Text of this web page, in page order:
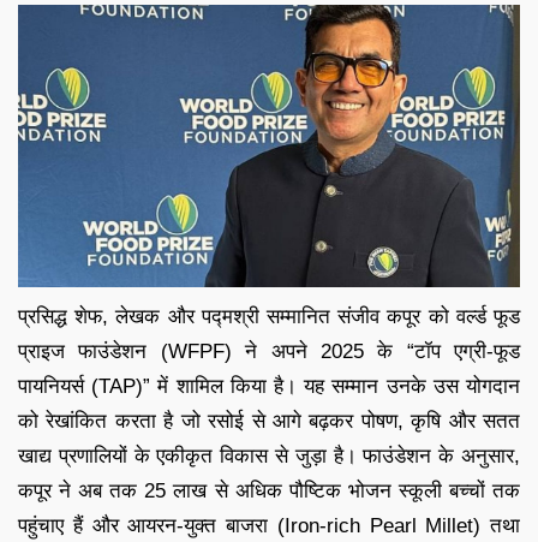
प्रसिद्ध शेफ, लेखक और पद्मश्री सम्मानित संजीव कपूर को वर्ल्ड फूड
प्राइज फाउंडेशन (WFPF) ने अपने 2025 के “टॉप एग्री-फूड
पायनियर्स (TAP)” में शामिल किया है। यह सम्मान उनके उस योगदान
को रेखांकित करता है जो रसोई से आगे बढ़कर पोषण, कृषि और सतत
खाद्य प्रणालियों के एकीकृत विकास से जुड़ा है। फाउंडेशन के अनुसार,
कपूर ने अब तक 25 लाख से अधिक पौष्टिक भोजन स्कूली बच्चों तक
पहुंचाए हैं और आयरन-युक्त बाजरा (Iron-rich Pearl Millet) तथा